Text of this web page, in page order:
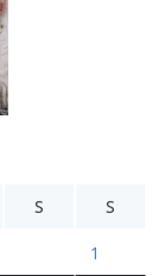
S S
1